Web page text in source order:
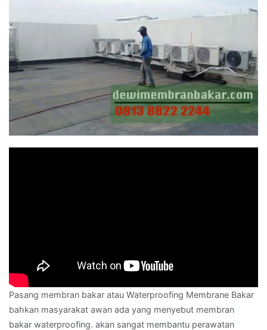
Pasang membran bakar atau Waterproofing Membrane Bakar
bahkan masyarakat awan ada yang menyebut membran
bakar waterproofing. akan sangat membantu perawatan